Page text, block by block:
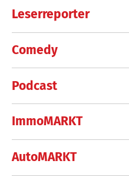
Leserreporter
Comedy
Podcast
ImmoMARKT
AutoMARKT